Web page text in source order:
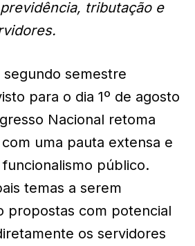
tributação e
semestre
para o dia 1º de agosto
Nacional retoma
uma pauta extensa e
público.
temas a serem
propostas com potencial
os servidores